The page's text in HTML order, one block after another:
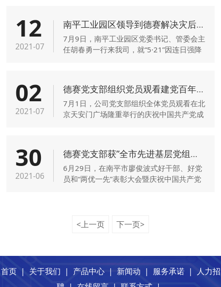
专题党课。
12
2021-07
南平工业园区领导到德赛解决灾后坡岸重建项目
7月9日，南平工业园区党委书记、管委会主
任胡春勇一行来我司，就“5·21”因连日强降
02
2021-07
德赛党支部组织党员观看建党百年大会直播
7月1日，公司党支部组织全体党员观看在北
京天安门广场隆重举行的庆祝中国共产党成
30
2021-06
德赛党支部获”全市先进基层党组织”称号
6月29日，在南平市廖俊波式好干部、好党
员和“两优一先”表彰大会暨庆祝中国共产党
<上一页 下一页>
首页| 关于我们 | 产品中心| 新闻动 | 服务承诺|
人力招